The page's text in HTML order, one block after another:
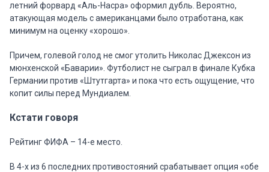
летний форвард «Аль-Насра» оформил дубль. Вероятно,
атакующая модель с американцами было отработана, как
минимум на оценку «хорошо».
Причем, голевой голод не смог утолить Николас Джексон из
мюнхенской «Баварии». Футболист не сыграл в финале Кубка
Германии против «Штутгарта» и пока что есть ощущение, что
копит силы перед Мундиалем.
Кстати говоря
Рейтинг ФИФА – 14-е место.
В 4-х из 6 последних противостояний срабатывает опция «обе